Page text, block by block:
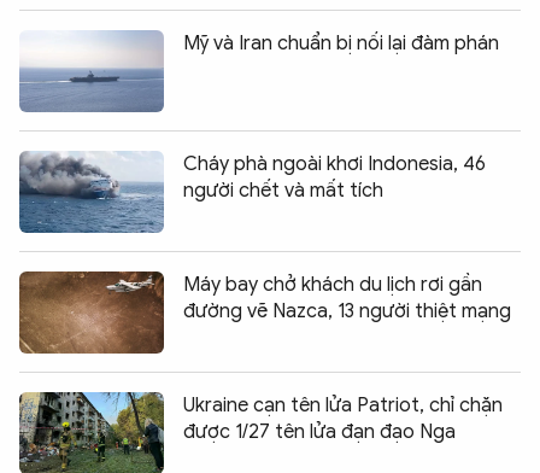
Mỹ và Iran chuẩn bị nối lại đàm phán
Cháy phà ngoài khơi Indonesia, 46
người chết và mất tích
Máy bay chở khách du lịch rơi gần
đường vẽ Nazca, 13 người thiệt mạng
Ukraine cạn tên lửa Patriot, chỉ chặn
được 1/27 tên lửa đạn đạo Nga